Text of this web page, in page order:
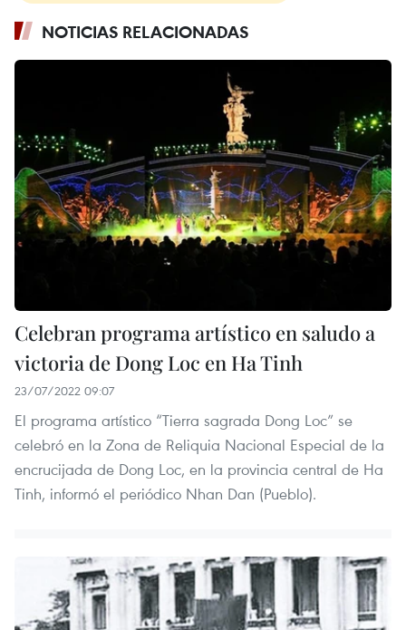
NOTICIAS RELACIONADAS
Celebran programa artístico en saludo a
victoria de Dong Loc en Ha Tinh
23/07/2022 09:07
El programa artístico “Tierra sagrada Dong Loc” se
celebró en la Zona de Reliquia Nacional Especial de la
encrucijada de Dong Loc, en la provincia central de Ha
Tinh, informó el periódico Nhan Dan (Pueblo).